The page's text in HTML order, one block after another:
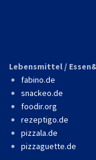
Lebensmittel /
fabino.de
snackeo.de
foodir.org
rezeptigo.de
pizzala.de
pizzaguette.de